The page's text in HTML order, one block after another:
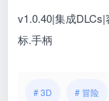
v1.0.40|集成
标.手柄
# 3D # 冒险